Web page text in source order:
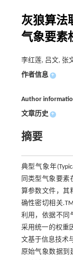
灰狼算法
气象要素
李红莲, 吕文, 张
作者信息 +
Author
文章历史 +
摘要
典型气象年
同类型气象要
算参数文件，其
确性密切相关
利用，依据不同
采用统一的权重
文基于信息技术
原始气象数据到